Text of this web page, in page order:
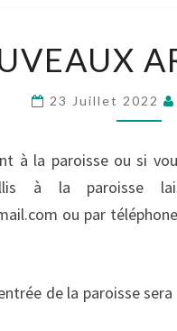
23 Juillet 2022
à la paroisse ou si
à la paroisse
ou par
de la paroisse